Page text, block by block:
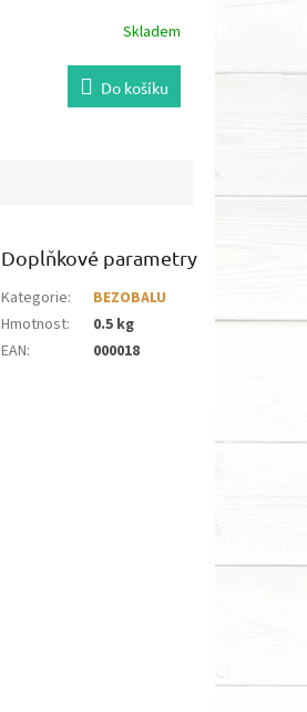
Skladem
Do košíku
Doplňkové parametry
Kategorie:
BEZOBALU
Hmotnost:
0.5 kg
EAN: 000018